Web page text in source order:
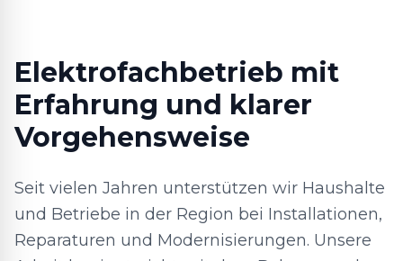
Elektrofachbetrieb mit
Erfahrung und klarer
Vorgehensweise
Seit vielen Jahren unterstützen wir Haushalte
und Betriebe in der Region bei Installationen,
Reparaturen und Modernisierungen. Unsere